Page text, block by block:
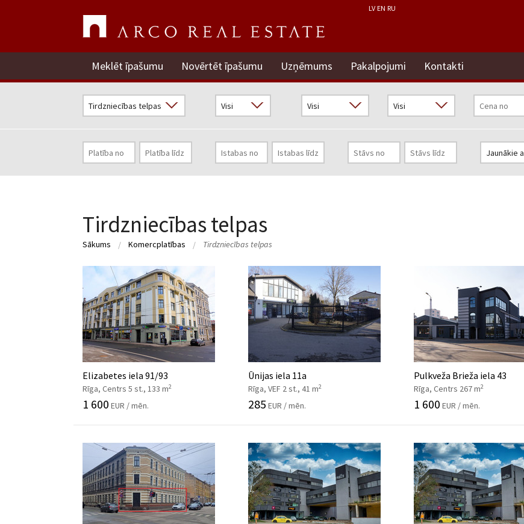
LV EN RU
Meklēt īpašumu Novērtēt īpašumu Uzņēmums Pakalpojumi Kontakti
Tirdzniecības telpas
Sākums Komercplatības Tirdzniecības telpas
Elizabetes iela 91/93
Rīga, Centrs 5 st., 133 m2
1 600 EUR / mēn.
Ūnijas iela 11a
Rīga, VEF 2 st., 41 m2
285 EUR / mēn.
Pulkveža Brieža iela 43
Rīga, Centrs 267 m2
1 600 EUR / mēn.